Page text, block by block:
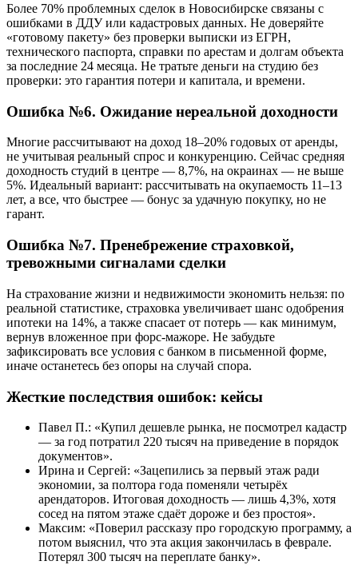
Более 70% проблемных сделок в Новосибирске связаны с
ошибками в ДДУ или кадастровых данных. Не доверяйте
«готовому пакету» без проверки выписки из ЕГРН,
технического паспорта, справки по арестам и долгам объекта
за последние 24 месяца. Не тратьте деньги на студию без
проверки: это гарантия потери и капитала, и времени.
Ошибка №6. Ожидание нереальной доходности
Многие рассчитывают на доход 18–20% годовых от аренды,
не учитывая реальный спрос и конкуренцию. Сейчас средняя
доходность студий в центре — 8,7%, на окраинах — не выше
5%. Идеальный вариант: рассчитывать на окупаемость 11–13
лет, а все, что быстрее — бонус за удачную покупку, но не
гарант.
Ошибка №7. Пренебрежение страховкой,
тревожными сигналами сделки
На страхование жизни и недвижимости экономить нельзя: по
реальной статистике, страховка увеличивает шанс одобрения
ипотеки на 14%, а также спасает от потерь — как минимум,
вернув вложенное при форс-мажоре. Не забудьте
зафиксировать все условия с банком в письменной форме,
иначе останетесь без опоры на случай спора.
Жесткие последствия ошибок: кейсы
Павел П.: «Купил дешевле рынка, не посмотрел кадастр
— за год потратил 220 тысяч на приведение в порядок
документов».
Ирина и Сергей: «Зацепились за первый этаж ради
экономии, за полтора года поменяли четырёх
арендаторов. Итоговая доходность — лишь 4,3%, хотя
сосед на пятом этаже сдаёт дороже и без простоя».
Максим: «Поверил рассказу про городскую программу, а
потом выяснил, что эта акция закончилась в феврале.
Потерял 300 тысяч на переплате банку».